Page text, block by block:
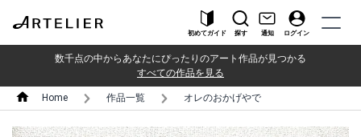
初めてガイド 探す 通知 ログイン
数千点の中からあなたにぴったりのアート作品が見つかる
すべての作品を見る
Home 作品一覧 オレのおかげやで